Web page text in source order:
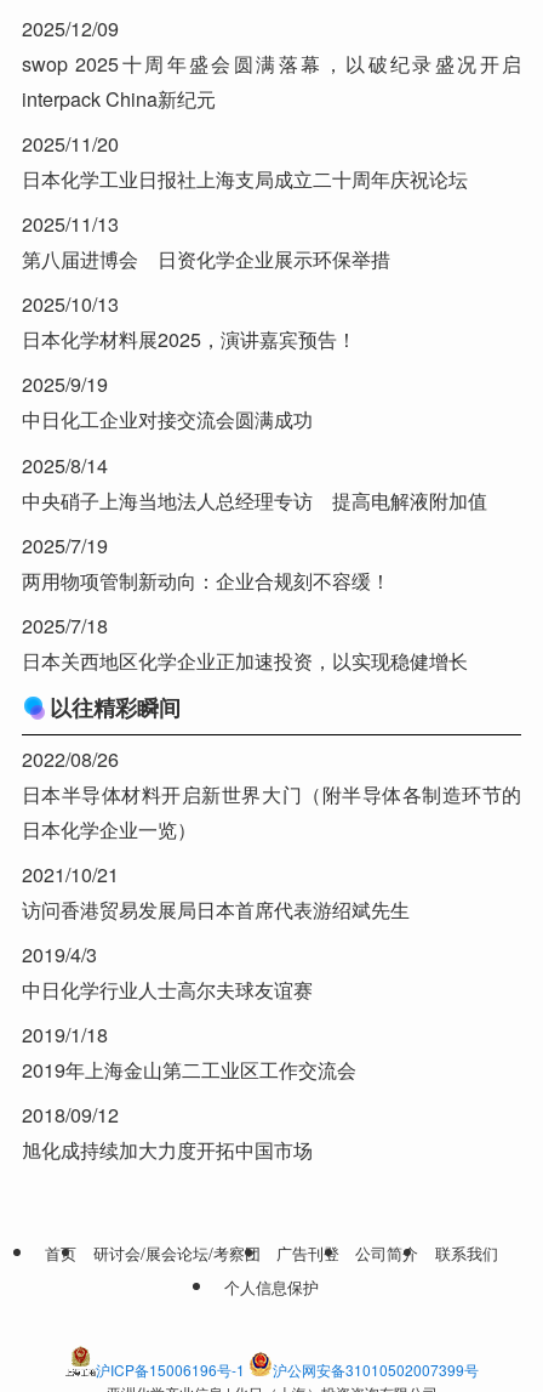
2025/12/09
swop 2025十周年盛会圆满落幕，以破纪录盛况开启
interpack China新纪元
2025/11/20
日本化学工业日报社上海支局成立二十周年庆祝论坛
2025/11/13
第八届进博会 日资化学企业展示环保举措
2025/10/13
日本化学材料展2025，演讲嘉宾预告！
2025/9/19
中日化工企业对接交流会圆满成功
2025/8/14
中央硝子上海当地法人总经理专访 提高电解液附加值
2025/7/19
两用物项管制新动向：企业合规刻不容缓！
2025/7/18
日本关西地区化学企业正加速投资，以实现稳健增长
以往精彩瞬间
2022/08/26
日本半导体材料开启新世界大门（附半导体各制造环节的
日本化学企业一览）
2021/10/21
访问香港贸易发展局日本首席代表游绍斌先生
2019/4/3
中日化学行业人士高尔夫球友谊赛
2019/1/18
2019年上海金山第二工业区工作交流会
2018/09/12
旭化成持续加大力度开拓中国市场
首页 研讨会/展会论坛/考察团 广告刊登 公司简介
联系我们
个人信息保护
沪ICP备15006196号-1
沪公网安备31010502007399号